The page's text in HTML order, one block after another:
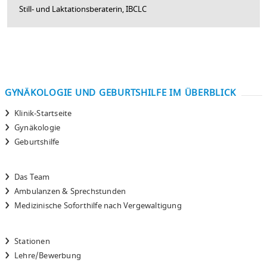
Still- und Laktationsberaterin, IBCLC
GYNÄKOLOGIE UND GEBURTSHILFE IM ÜBERBLICK
Klinik-Startseite
Gynäkologie
Geburtshilfe
Das Team
Ambulanzen & Sprechstunden
Medizinische Soforthilfe nach Vergewaltigung
Stationen
Lehre/Bewerbung